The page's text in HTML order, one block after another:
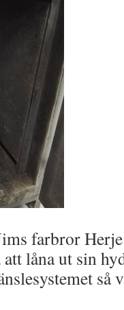
farbror
låna ut sin
så